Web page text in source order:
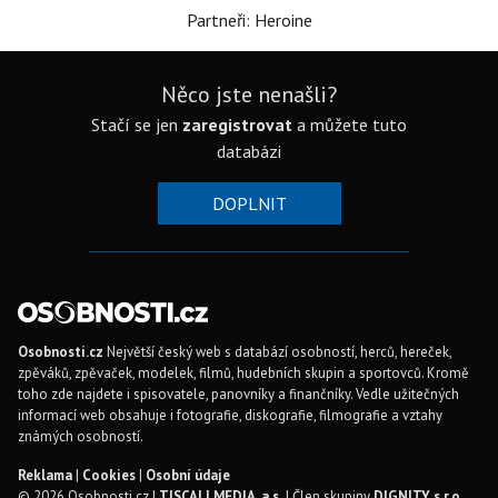
Partneři: Heroine
Něco jste nenašli?
Stačí se jen zaregistrovat a můžete tuto
databázi
DOPLNIT
Osobnosti.cz Největší český web s databází osobností, herců, hereček,
zpěváků, zpěvaček, modelek, filmů, hudebních skupin a sportovců. Kromě
toho zde najdete i spisovatele, panovníky a finančníky. Vedle užitečných
informací web obsahuje i fotografie, diskografie, filmografie a vztahy
známých osobností.
Reklama| Cookies| Osobní údaje